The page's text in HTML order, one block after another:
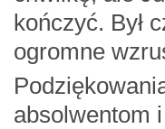
kończyć. Był
ogromne
absolwentom